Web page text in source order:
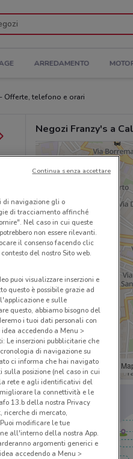
ARREDAMENTO
Offerte, telefono e orari
Negozi Franzy's a
©
di navigazione gli o
di tracciamento affinché
Nel caso in cui queste
non essere rilevanti.
il consenso facendo clic
del nostro Sito web.
puoi visualizzare inserzioni e
questo è possibile grazie ad
e sulle
questo, abbiamo bisogno del
i tuoi dati personali con
accedendo a Menu >
Le inserzioni pubblicitarie che
di navigazione su
ci informa che hai navigato
posizione (nel caso in cui
rete e agli identificativi del
migliorare la connettività e le
13.b della nostra Privacy
ricerche di mercato,
modificare le tue
all'interno della nostra App.
argomenti generici e
accedendo a Menu >
Continua senza accettare